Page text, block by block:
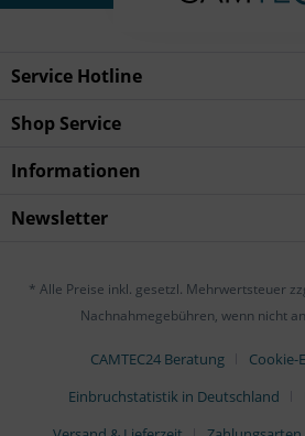
Service Hotline
Shop Service
Informationen
Newsletter
* Alle Preise inkl. gesetzl. Mehrwertsteuer
Nachnahmegebühren, wenn nicht
CAMTEC24 Beratung
Cookie-
Einbruchstatistik in Deutschland